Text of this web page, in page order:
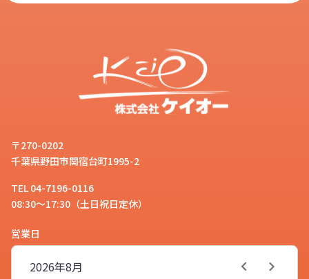
〒270-0202
千葉県野田市関宿台町1995-2
TEL 04-7196-0116
08:30～17:30（土日祝日定休）
営業日
8月
2026年